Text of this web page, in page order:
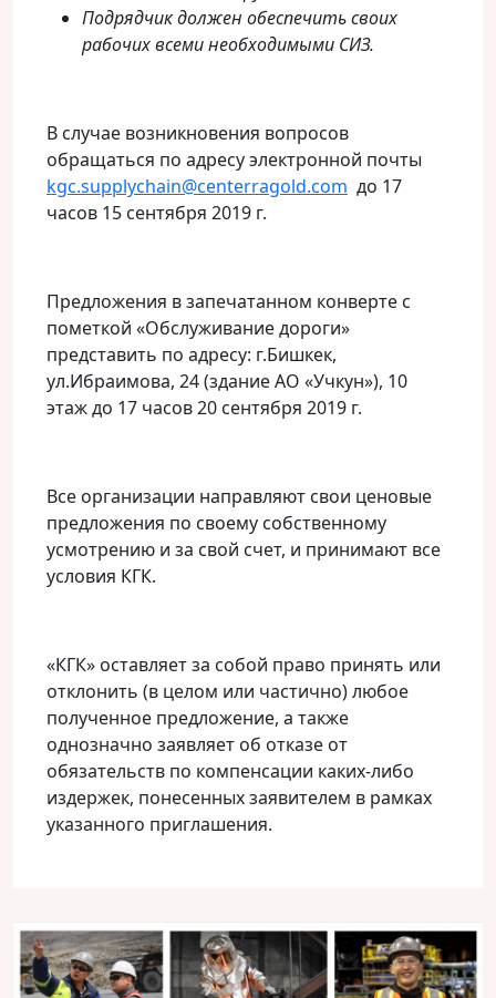
Подрядчик должен обеспечить своих
рабочих всеми необходимыми СИЗ.
В случае возникновения вопросов
обращаться по адресу электронной почты
kgc.supplychain@centerragold.com до 17
часов 15 сентября 2019 г.
Предложения в запечатанном конверте с
пометкой «Обслуживание дороги»
представить по адресу: г.Бишкек,
ул.Ибраимова, 24 (здание АО «Учкун»), 10
этаж до 17 часов 20 сентября 2019 г.
Все организации направляют свои ценовые
предложения по своему собственному
усмотрению и за свой счет, и принимают все
условия КГК.
«КГК» оставляет за собой право принять или
отклонить (в целом или частично) любое
полученное предложение, а также
однозначно заявляет об отказе от
обязательств по компенсации каких-либо
издержек, понесенных заявителем в рамках
указанного приглашения.